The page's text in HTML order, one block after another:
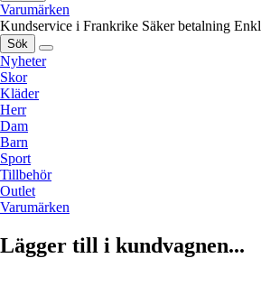
Varumärken
Kundservice i Frankrike Säker betalning
Sök
Nyheter
Skor
Kläder
Herr
Dam
Barn
Sport
Tillbehör
Outlet
Varumärken
Lägger till i kundvagnen...